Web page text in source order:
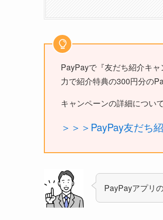
PayPayで『友だち紹介キ
力で紹介特典の300円分の
キャンペーンの詳細につい
＞＞＞PayPay友だち
PayPayアプリ